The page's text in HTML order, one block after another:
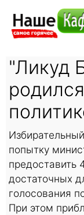
"Ликуд
попытку
предоставить
достаточных
голосования
При этом